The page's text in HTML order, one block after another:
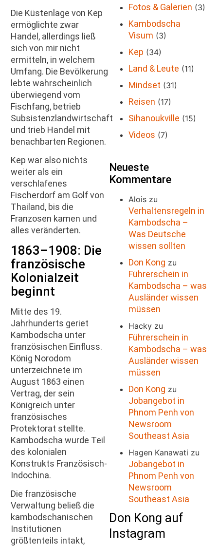
Die Küstenlage von Kep
ermöglichte zwar
Handel, allerdings ließ
sich von mir nicht
ermitteln, in welchem
Umfang. Die Bevölkerung
lebte wahrscheinlich
überwiegend vom
Fischfang, betrieb
Subsistenzlandwirtschaft
und trieb Handel mit
benachbarten Regionen.
Kep war also nichts
weiter als ein
verschlafenes
Fischerdorf am Golf von
Thailand, bis die
Franzosen kamen und
alles veränderten.
1863–1908: Die
französische
Kolonialzeit
beginnt
Mitte des 19.
Jahrhunderts geriet
Kambodscha unter
französischen Einfluss.
König Norodom
unterzeichnete im
August 1863 einen
Vertrag, der sein
Königreich unter
französisches
Protektorat stellte.
Kambodscha wurde Teil
des kolonialen
Konstrukts Französisch-
Indochina.
Die französische
Verwaltung beließ die
kambodschanischen
Institutionen
größtenteils intakt,
Fotos & Galerien (3)
Kambodscha
Visum (3)
Kep (34)
Land & Leute (11)
Mindset (31)
Reisen (17)
Sihanoukville (15)
Videos (7)
Neueste
Kommentare
Alois zu
Verhaltensregeln in
Kambodscha –
Was Deutsche
wissen sollten
Don Kong zu
Führerschein in
Kambodscha – was
Ausländer wissen
müssen
Hacky zu
Führerschein in
Kambodscha – was
Ausländer wissen
müssen
Don Kong zu
Jobangebot in
Phnom Penh von
Newsroom
Southeast Asia
Hagen Kanawati zu
Jobangebot in
Phnom Penh von
Newsroom
Southeast Asia
Don Kong auf
Instagram